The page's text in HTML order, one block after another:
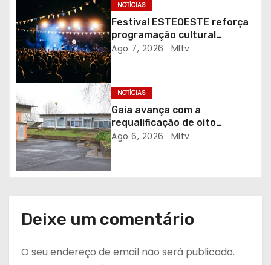
t
i
g
o
s
NOTÍCIAS
Festival ESTEOESTE reforça
programação cultural
gratuita em Braga
Ago 7, 2026 MItv
NOTÍCIAS
Gaia avança com a
requalificação de oito
escolas prioritárias
Ago 6, 2026 MItv
Deixe um comentário
O seu endereço de email não será publicado.